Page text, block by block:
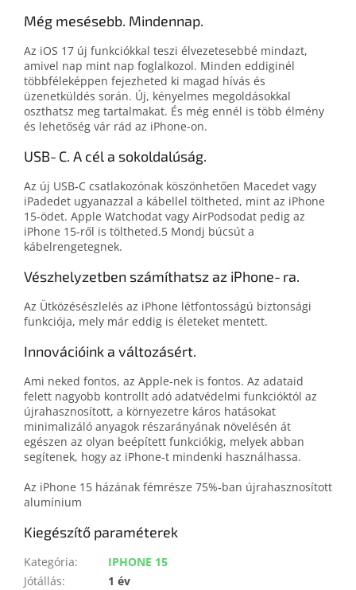
Még mesésebb. Mindennap.
Az iOS 17 új funkciókkal teszi élvezetesebbé mindazt,
amivel nap mint nap foglalkozol. Minden eddiginél
többféleképpen fejezheted ki magad hívás és
üzenetküldés során. Új, kényelmes megoldásokkal
oszthatsz meg tartalmakat. És még ennél is több élmény
és lehetőség vár rád az iPhone-on.
USB‑C. A cél a sokoldalúság.
Az új USB‑C csatlakozónak köszönhetően Macedet vagy
iPadedet ugyanazzal a kábellel töltheted, mint az iPhone
15‑ödet. Apple Watchodat vagy AirPodsodat pedig az
iPhone 15‑ről is töltheted.5 Mondj búcsút a
kábelrengetegnek.
Vészhelyzetben számíthatsz az iPhone‑ra.
Az Ütközésészlelés az iPhone létfontosságú biztonsági
funkciója, mely már eddig is életeket mentett.
Innovációink a változásért.
Ami neked fontos, az Apple‑nek is fontos. Az adataid
felett nagyobb kontrollt adó adatvédelmi funkcióktól az
újrahasznosított, a környezetre káros hatásokat
minimalizáló anyagok részarányának növelésén át
egészen az olyan beépített funkciókig, melyek abban
segítenek, hogy az iPhone‑t mindenki használhassa.
Az iPhone 15 házának fémrésze 75%‑ban újrahasznosított
alumínium
Kiegészítő paraméterek
Kategória:
IPHONE 15
Jótállás:
1 év